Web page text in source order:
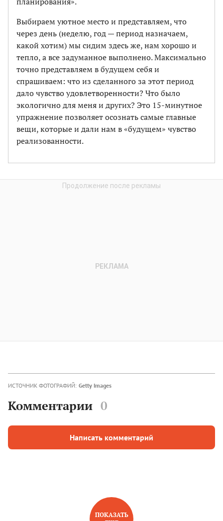
Выбираем уютное место и представляем, что
через день (неделю, год — период назначаем,
какой хотим) мы сидим здесь же, нам хорошо и
тепло, а все задуманное выполнено. Максимально
точно представляем в будущем себя и
спрашиваем: что из сделанного за этот период
дало чувство удовлетворенности? Что было
экологично для меня и других? Это 15-минутное
упражнение позволяет осознать самые главные
вещи, которые и дали нам в «будущем» чувство
реализованности.
ИСТОЧНИК ФОТОГРАФИЙ: Getty Images
Комментарии 0
Написать комментарий
ПОКАЗАТЬ